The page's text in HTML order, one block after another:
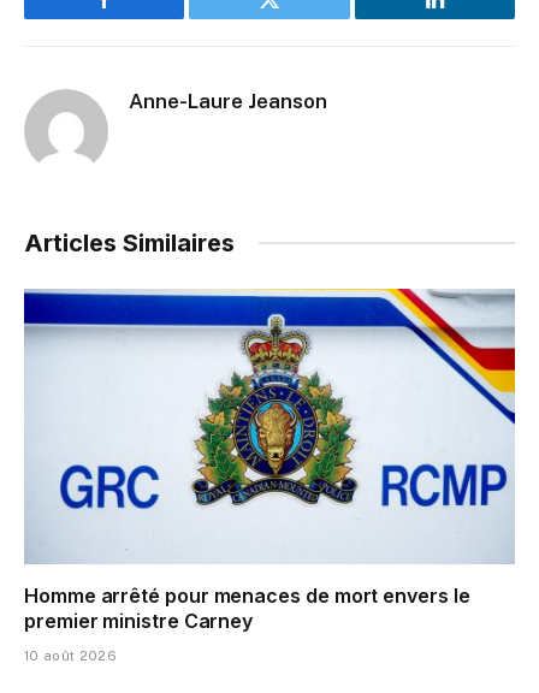
Facebook Twitter LinkedIn
Anne-Laure Jeanson
Articles Similaires
Homme arrêté pour menaces de mort envers le
premier ministre Carney
10 août 2026